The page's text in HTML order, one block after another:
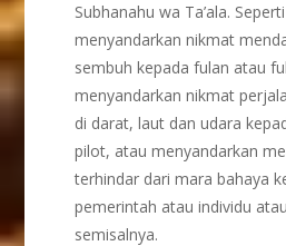
Subhanahu wa Ta’ala.
menyandarkan nikmat
sembuh kepada fulan atau
menyandarkan nikmat
di darat, laut dan udara
pilot, atau menyandarkan
terhindar dari mara bahaya
pemerintah atau individu
semisalnya.